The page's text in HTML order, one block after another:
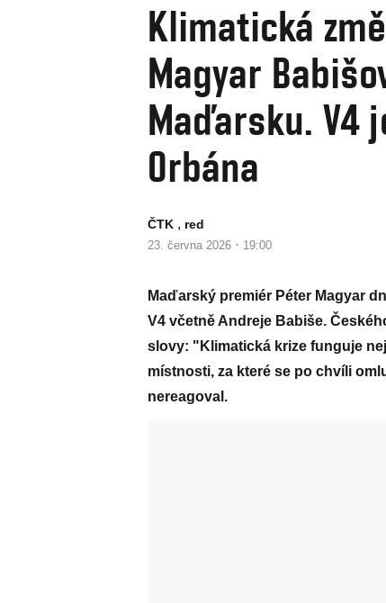
Klimatická
Magyar
Maďarsku. V4
Orbána
ČTK , red
23. června 2026 · 19:00
Maďarský premiér Péter Magyar
V4 včetně Andreje Babiše.
slovy: "Klimatická krize funguje
místnosti, za které se po chvíli
nereagoval.